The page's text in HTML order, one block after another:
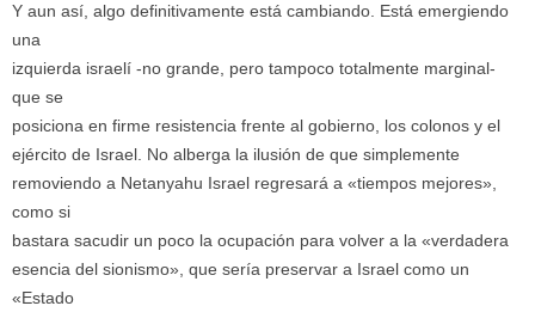
Y aun así, algo definitivamente está cambiando. Está emergiendo
una
izquierda israelí -no grande, pero tampoco totalmente marginal-
que se
posiciona en firme resistencia frente al gobierno, los colonos y el
ejército de Israel. No alberga la ilusión de que simplemente
removiendo a Netanyahu Israel regresará a «tiempos mejores»,
como si
bastara sacudir un poco la ocupación para volver a la «verdadera
esencia del sionismo», que sería preservar a Israel como un
«Estado